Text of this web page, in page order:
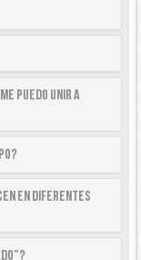
puedo unir a
en diferentes